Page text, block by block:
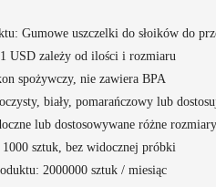
Gumowe uszczelki do słoików do
USD zależy od ilości i rozmiaru
spożywczy, nie zawiera BPA
biały, pomarańczowy lub
lub dostosowywane różne rozmiary
sztuk, bez widocznej próbki
2000000 sztuk / miesiąc